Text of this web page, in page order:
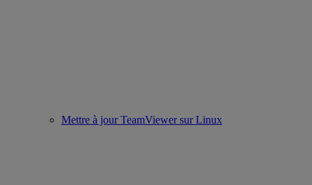
Mettre à jour TeamViewer sur Linux